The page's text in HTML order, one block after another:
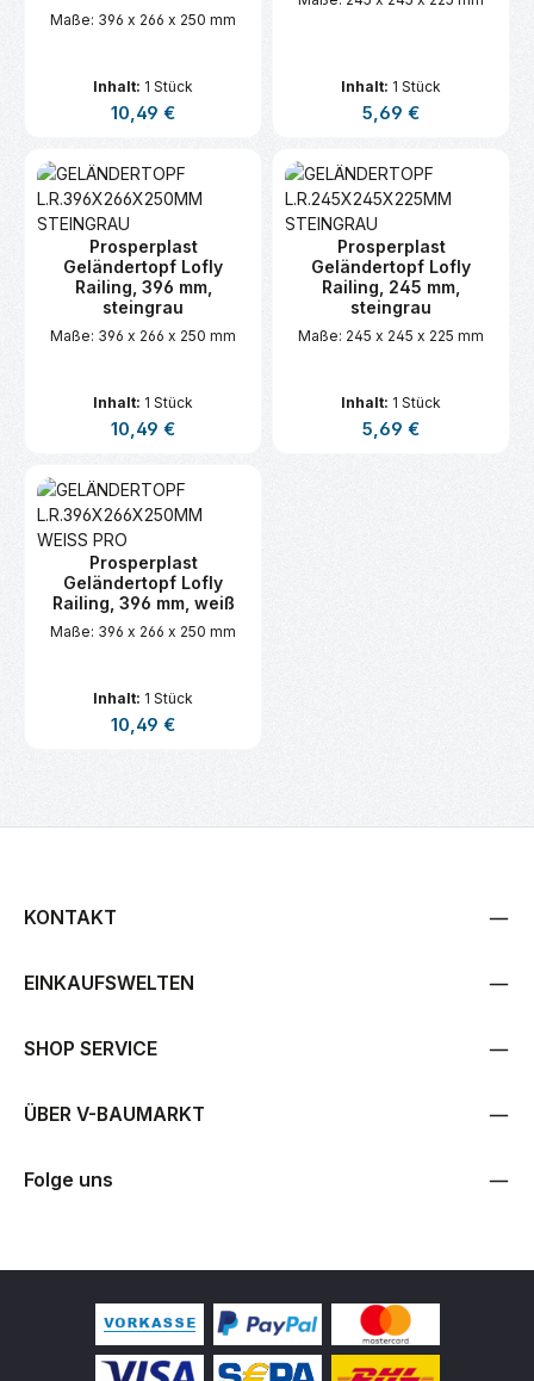
Maße: 396 x 266 x 250 mm
Inhalt: 1 Stück
Regulärer Preis:
10,49 €
Inhalt: 1 Stück
Regulärer Preis:
5,69 €
Prosperplast
Geländertopf Lofly
Railing, 396 mm,
steingrau
Maße: 396 x 266 x 250 mm
Inhalt: 1 Stück
Regulärer Preis:
10,49 €
Prosperplast
Geländertopf Lofly
Railing, 245 mm,
steingrau
Maße: 245 x 245 x 225 mm
Inhalt: 1 Stück
Regulärer Preis:
5,69 €
Prosperplast
Geländertopf Lofly
Railing, 396 mm, weiß
Maße: 396 x 266 x 250 mm
Inhalt: 1 Stück
Regulärer Preis:
10,49 €
KONTAKT
EINKAUFSWELTEN
SHOP SERVICE
ÜBER V-BAUMARKT
Folge uns